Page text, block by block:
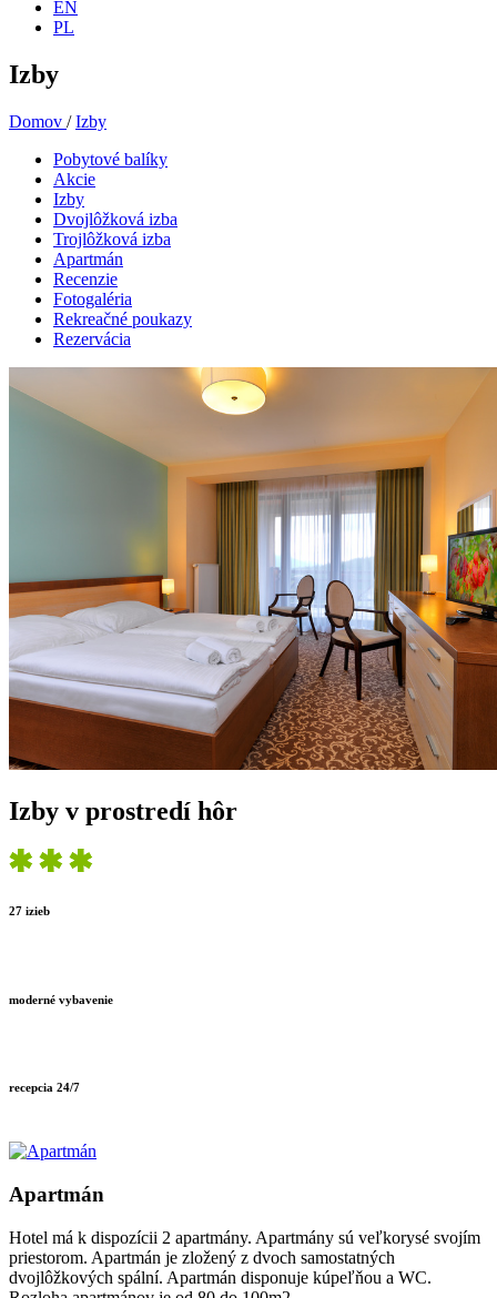
EN
PL
Izby
Domov /Izby
Pobytové balíky
Akcie
Izby
Dvojlôžková izba
Trojlôžková izba
Apartmán
Recenzie
Fotogaléria
Rekreačné poukazy
Rezervácia
Izby v prostredí hôr
27 izieb
moderné vybavenie
recepcia 24/7
Apartmán
Hotel má k dispozícii 2 apartmány. Apartmány sú veľkorysé svojím
priestorom. Apartmán je zložený z dvoch samostatných
dvojlôžkových spální. Apartmán disponuje kúpeľňou a WC.